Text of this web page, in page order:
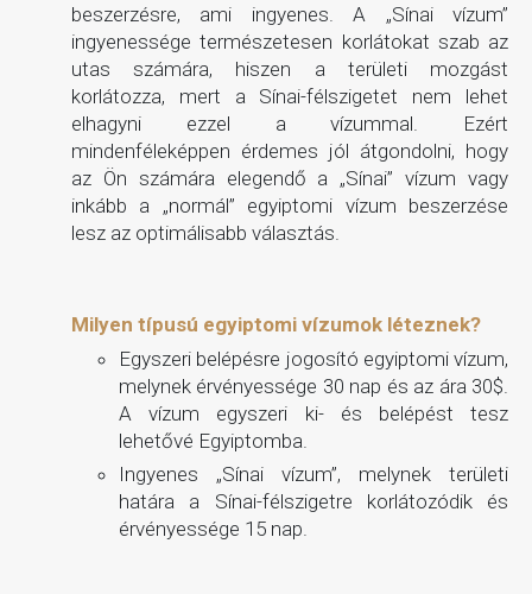
beszerzésre, ami ingyenes. A „Sínai vízum”
ingyenessége természetesen korlátokat szab az
utas számára, hiszen a területi mozgást
korlátozza, mert a Sínai-félszigetet nem lehet
elhagyni ezzel a vízummal. Ezért
mindenféleképpen érdemes jól átgondolni, hogy
az Ön számára elegendő a „Sínai” vízum vagy
inkább a „normál” egyiptomi vízum beszerzése
lesz az optimálisabb választás.
Milyen típusú egyiptomi vízumok léteznek?
Egyszeri belépésre jogosító egyiptomi vízum,
melynek érvényessége 30 nap és az ára 30$.
A vízum egyszeri ki- és belépést tesz
lehetővé Egyiptomba.
Ingyenes „Sínai vízum”, melynek területi
határa a Sínai-félszigetre korlátozódik és
érvényessége 15 nap.